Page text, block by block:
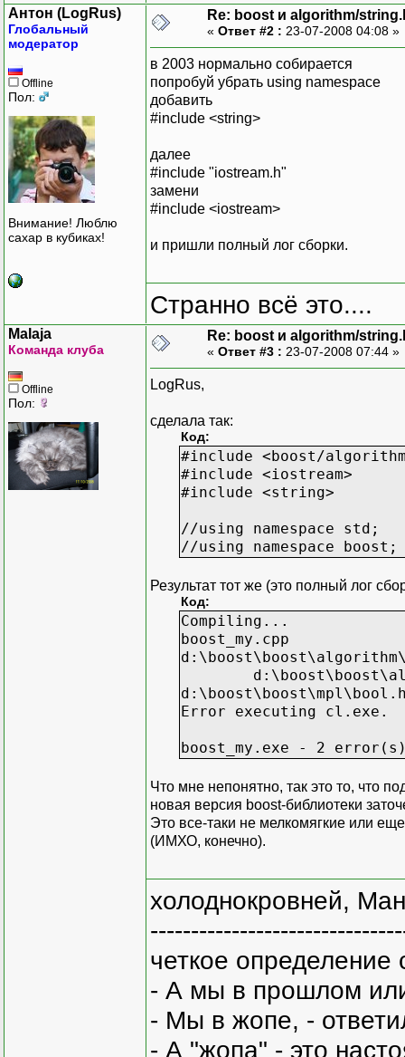
Антон (LogRus)
Глобальный
модератор
Offline
Пол:
Внимание! Люблю
сахар в кубиках!
Re: boost и algorithm/
« Ответ #2 : 23-07-2008 04:08 »
в 2003 нормально собирается
попробуй убрать using namespace
добавить
#include <string>
далее
#include "iostream.h"
замени
#include <iostream>
и пришли полный лог сборки.
Странно всё это....
Malaja
Команда клуба
Offline
Пол:
Re: boost и algorithm/
« Ответ #3 : 23-07-2008 07:44 »
LogRus,
сделала так:
Код:
#include <boost/
#include <iostream>
#include <string>
//using namespace std;
//using namespace boost;
Результат тот же (это полный лог
Код:
Compiling...
boost_my.cpp
Error executing cl.exe.
boost_my.exe - 2
Что мне непонятно, так это то, что
новая версия boost-библиотеки
Это все-таки не мелкомягкие или
(ИМХО, конечно).
холоднокровней,
четкое
- А мы в прошлом
- Мы в жопе, -
- А "жопа" - это